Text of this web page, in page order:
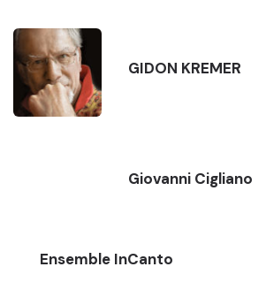
GIDON KREMER
Giovanni Cigliano
Ensemble InCanto